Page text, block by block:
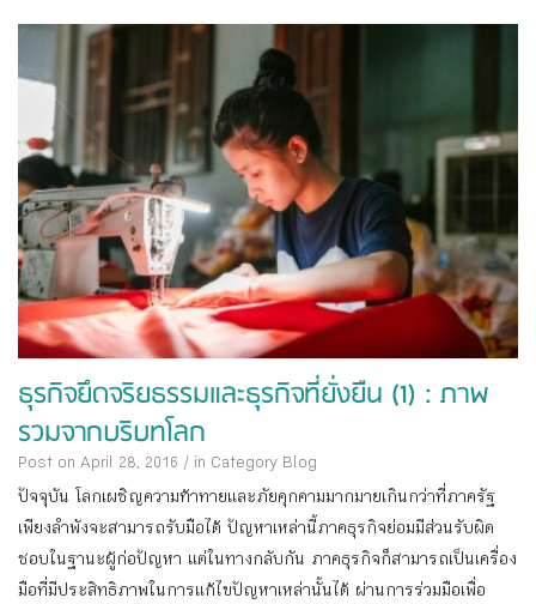
ธุรกิจยึดจริยธรรมและธุรกิจที่ยั่งยืน (1) : ภาพ
รวมจากบริบทโลก
Post on April 28, 2016 / in Category Blog
ปัจจุบัน โลกเผชิญความท้าทายและภัยคุกคามมากมายเกินกว่าที่ภาครัฐ
เพียงลำพังจะสามารถรับมือได้ ปัญหาเหล่านี้ภาคธุรกิจย่อมมีส่วนรับผิด
ชอบในฐานะผู้ก่อปัญหา แต่ในทางกลับกัน ภาคธุรกิจก็สามารถเป็นเครื่อง
มือที่มีประสิทธิภาพในการแก้ไขปัญหาเหล่านั้นได้ ผ่านการร่วมมือเพื่อ